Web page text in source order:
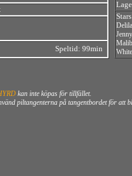
Speltid: 99min
kan inte köpas för tillfället.
piltangenterna på tangentbordet för att